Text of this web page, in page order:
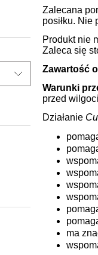
Zalecana
posiłku. Nie
Produkt nie
Zaleca się
Zawartość
Warunki
przed
Działanie
ma